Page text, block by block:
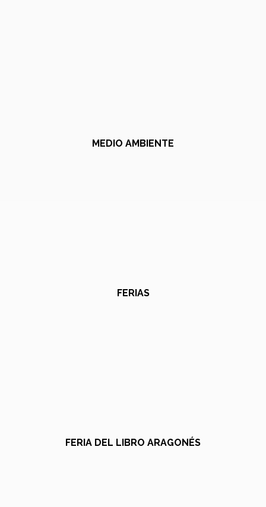
MEDIO AMBIENTE
FERIAS
FERIA DEL LIBRO ARAGONÉS